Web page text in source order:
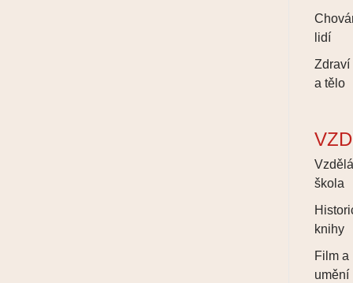
lidí
Zdraví
a tělo
škola
knihy
Film a
umění